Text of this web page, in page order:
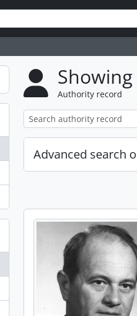
Authority record
Advanced search